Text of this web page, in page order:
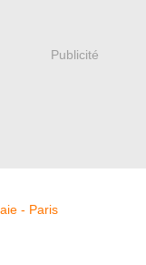
Publicité
- Paris